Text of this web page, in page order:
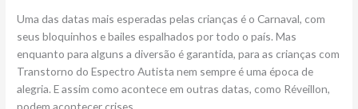
Uma das datas mais esperadas pelas crianças é o Carnaval, com
seus bloquinhos e bailes espalhados por todo o país. Mas
enquanto para alguns a diversão é garantida, para as crianças com
Transtorno do Espectro Autista nem sempre é uma época de
alegria. E assim como acontece em outras datas, como Réveillon,
podem acontecer crises